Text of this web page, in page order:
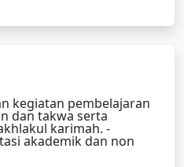
kegiatan pembelajaran
dan takwa serta
karimah. -
akademik dan non